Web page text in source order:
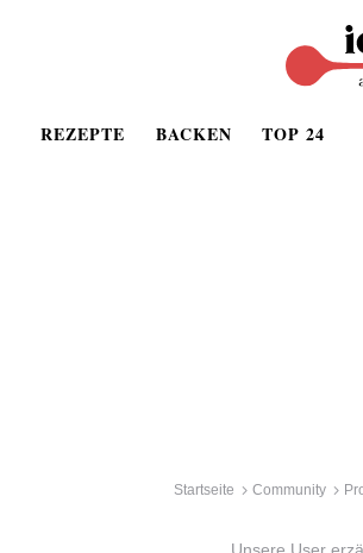
REZEPTE BACKEN TOP 24
Startseite Community